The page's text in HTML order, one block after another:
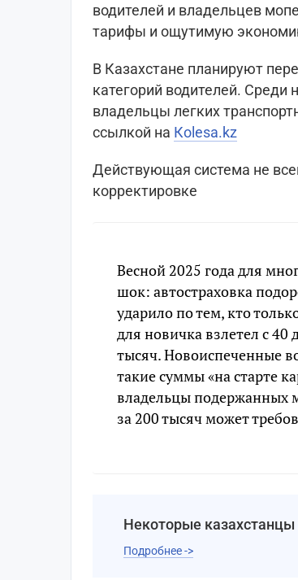
водителей и владельцев
тарифы и ощутимую
В Казахстане планируют
категорий водителей. Среди
владельцы легких
ссылкой на Кolesa.kz
Действующая система не
корректировке
Весной 2025 года для
шок: автостраховка
ударило по тем, кто
для новичка взлетел с 40
тысяч. Новоиспеченные
такие суммы «на старте
владельцы подержанных
за 200 тысяч может
Некоторые казахстанцы
Подробнее ->